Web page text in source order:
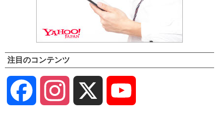
注目のコンテンツ
Facebook Instagram